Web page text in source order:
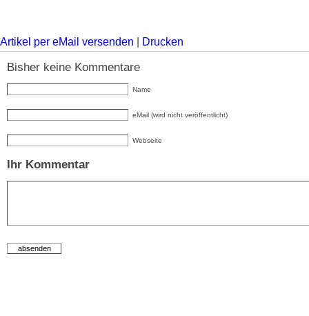
Artikel per eMail versenden Drucken
Bisher keine Kommentare
Name
eMail (wird nicht veröffentlicht)
Webseite
Ihr Kommentar